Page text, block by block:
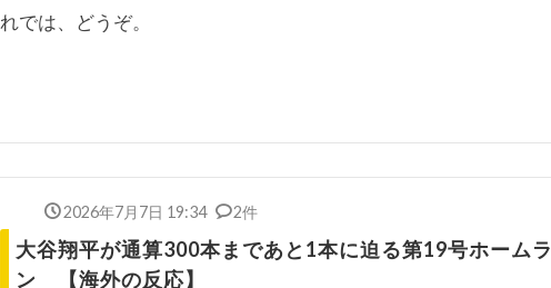
れでは、どうぞ。
2026年7月7日 19:34 2件
大谷翔平が通算300本まであと1本に迫る第19号ホームラ
ン 【海外の反応】